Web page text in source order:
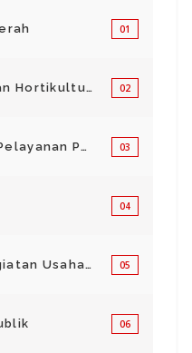
01
Potensi Agrobisnis dan Hortikultura 02
Seputar Edukasi dan Pelayanan Pendidikan 03
04
Potensi Alam dan Kegiatan Usaha Kecil Menegah 05
06